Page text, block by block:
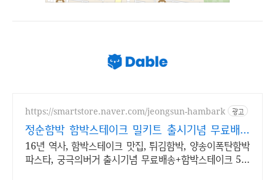
https://smartstore.naver.com/jeongsun-hambark 광고
정순함박 함박스테이크 밀키트 출시기념 무료배송
이벤트!
16년 역사, 함박스테이크 맛집, 튀김함박, 양송이폭탄함박
파스타, 궁극의버거 출시기념 무료배송+함박스테이크 5개